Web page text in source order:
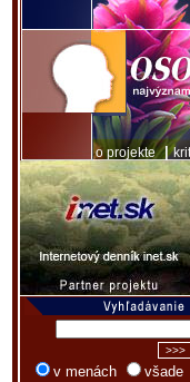
o projekte|
v menách všade